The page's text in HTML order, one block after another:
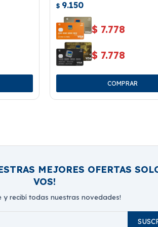
125 Ml.
$ 9.150
$ 7.778
$ 7.778
MEJORES OFERTAS
VOS!
y recibí todas nuestras novedades!